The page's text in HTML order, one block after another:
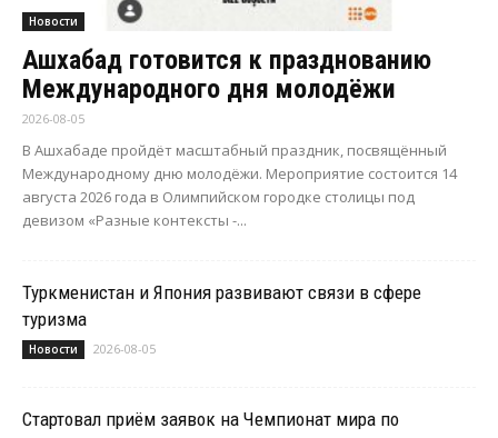
Новости
Ашхабад готовится к празднованию
Международного дня молодёжи
2026-08-05
В Ашхабаде пройдёт масштабный праздник, посвящённый
Международному дню молодёжи. Мероприятие состоится 14
августа 2026 года в Олимпийском городке столицы под
девизом «Разные контексты -...
Туркменистан и Япония развивают связи в сфере
туризма
Новости 2026-08-05
Стартовал приём заявок на Чемпионат мира по